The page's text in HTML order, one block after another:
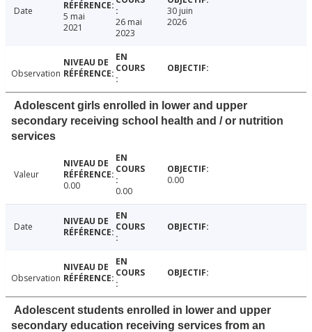
Date
5 mai
2021
26 mai
2023
30 juin
2026
Observation
Adolescent girls enrolled in lower and upper
secondary receiving school health and / or nutrition
services
Valeur
0.00
0.00
0.00
Date
Observation
Adolescent students enrolled in lower and upper
secondary education receiving services from an